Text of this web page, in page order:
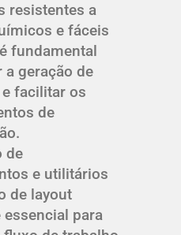
resistentes a
e fáceis
fundamental
a geração de
facilitar os
de
de
e utilitários
de layout
para